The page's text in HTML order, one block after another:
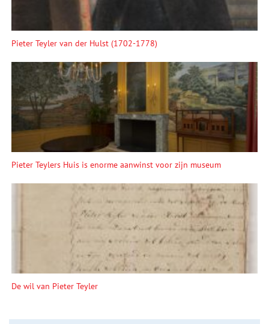
Pieter Teyler van der Hulst (1702-1778)
Pieter Teylers Huis is enorme aanwinst voor zijn museum
De wil van Pieter Teyler